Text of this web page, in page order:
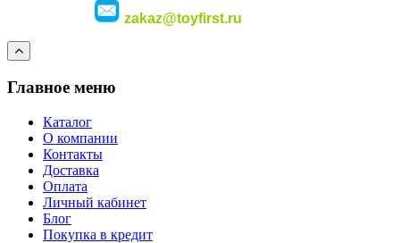
zakaz@toyfirst.ru
Главное меню
Каталог
О компании
Контакты
Доставка
Оплата
Личный кабинет
Блог
Покупка в кредит